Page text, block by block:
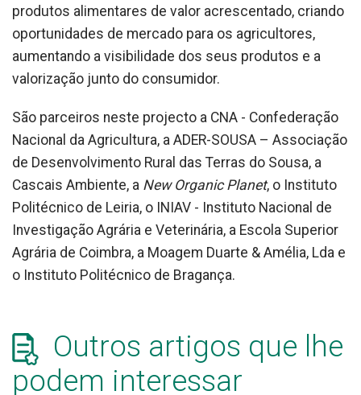
produtos alimentares de valor acrescentado, criando
oportunidades de mercado para os agricultores,
aumentando a visibilidade dos seus produtos e a
valorização junto do consumidor.
São parceiros neste projecto a CNA - Confederação
Nacional da Agricultura, a ADER-SOUSA – Associação
de Desenvolvimento Rural das Terras do Sousa, a
Cascais Ambiente, a New Organic Planet, o Instituto
Politécnico de Leiria, o INIAV - Instituto Nacional de
Investigação Agrária e Veterinária, a Escola Superior
Agrária de Coimbra, a Moagem Duarte & Amélia, Lda e
o Instituto Politécnico de Bragança.
Outros artigos que lhe
podem interessar